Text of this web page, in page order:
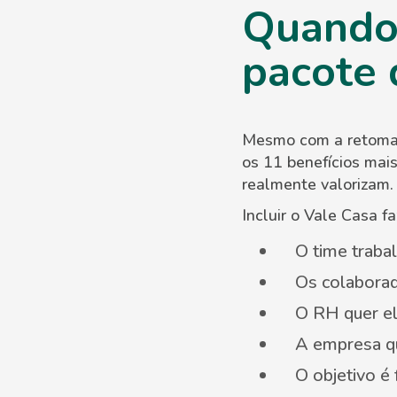
pacote
Mesmo com a
os 11 benefícios
realmente valorizam.
Incluir o Vale Casa
O time
Os
O RH quer
A empresa
O objetivo é